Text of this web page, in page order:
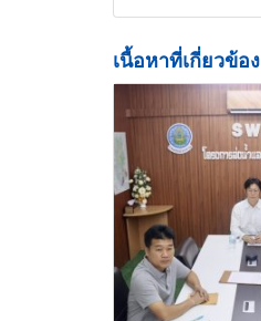
เนื้อหาที่เกี่ยวข้อง